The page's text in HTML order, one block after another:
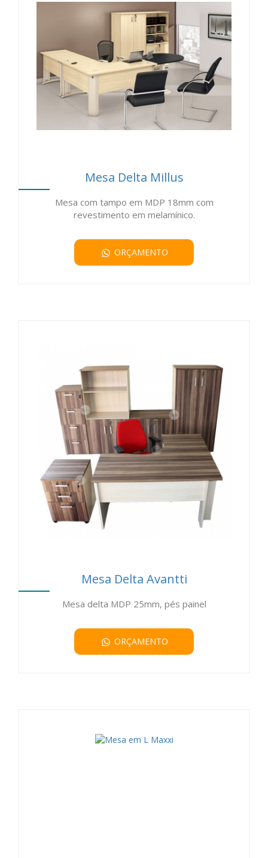
Mesa Delta Millus
Mesa com tampo em MDP 18mm com
revestimento em melamínico.
ORÇAMENTO
Mesa Delta Avantti
Mesa delta MDP 25mm, pés painel
ORÇAMENTO